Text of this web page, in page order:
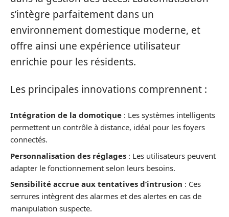
s’intègre parfaitement dans un
environnement domestique moderne, et
offre ainsi une expérience utilisateur
enrichie pour les résidents.
Les principales innovations comprennent :
Intégration de la domotique : Les systèmes intelligents
permettent un contrôle à distance, idéal pour les foyers
connectés.
Personnalisation des réglages : Les utilisateurs peuvent
adapter le fonctionnement selon leurs besoins.
Sensibilité accrue aux tentatives d’intrusion : Ces
serrures intègrent des alarmes et des alertes en cas de
manipulation suspecte.